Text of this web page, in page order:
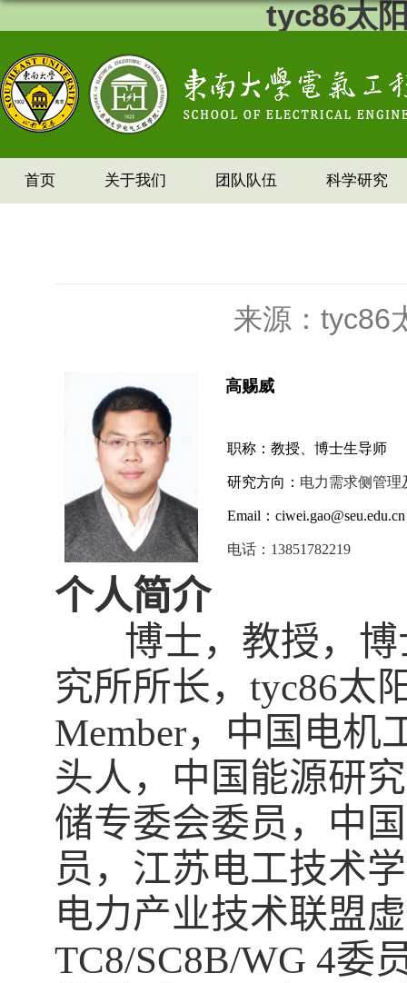
tyc86太
首页 关于我们 团队队伍 科学研究
来源：tyc86
高赐威
职称：教授、博士生导师
研究方向： 电力需求侧管理
Email ： ciwei.gao@seu.edu.cn
电话： 13851782219
个人简介
博士，教授，博
究所所长，tyc86太
Member，中国电机
头人，中国能源研
储专委会委员，中
员，江苏电工技术
电力产业技术联盟
TC8/SC8B/WG 4委